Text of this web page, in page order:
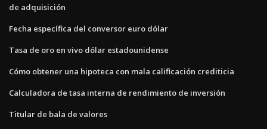
de adquisición
Fecha específica del conversor euro dólar
Tasa de oro en vivo dólar estadounidense
Cómo obtener una hipoteca con mala calificación crediticia
Calculadora de tasa interna de rendimiento de inversión
Titular de bala de valores